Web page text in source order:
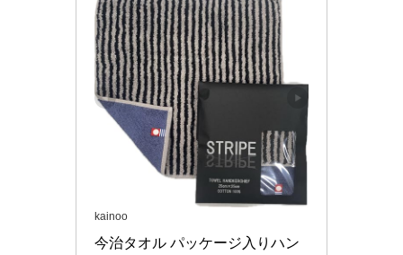
kainoo
今治タオル パッケージ入りハン